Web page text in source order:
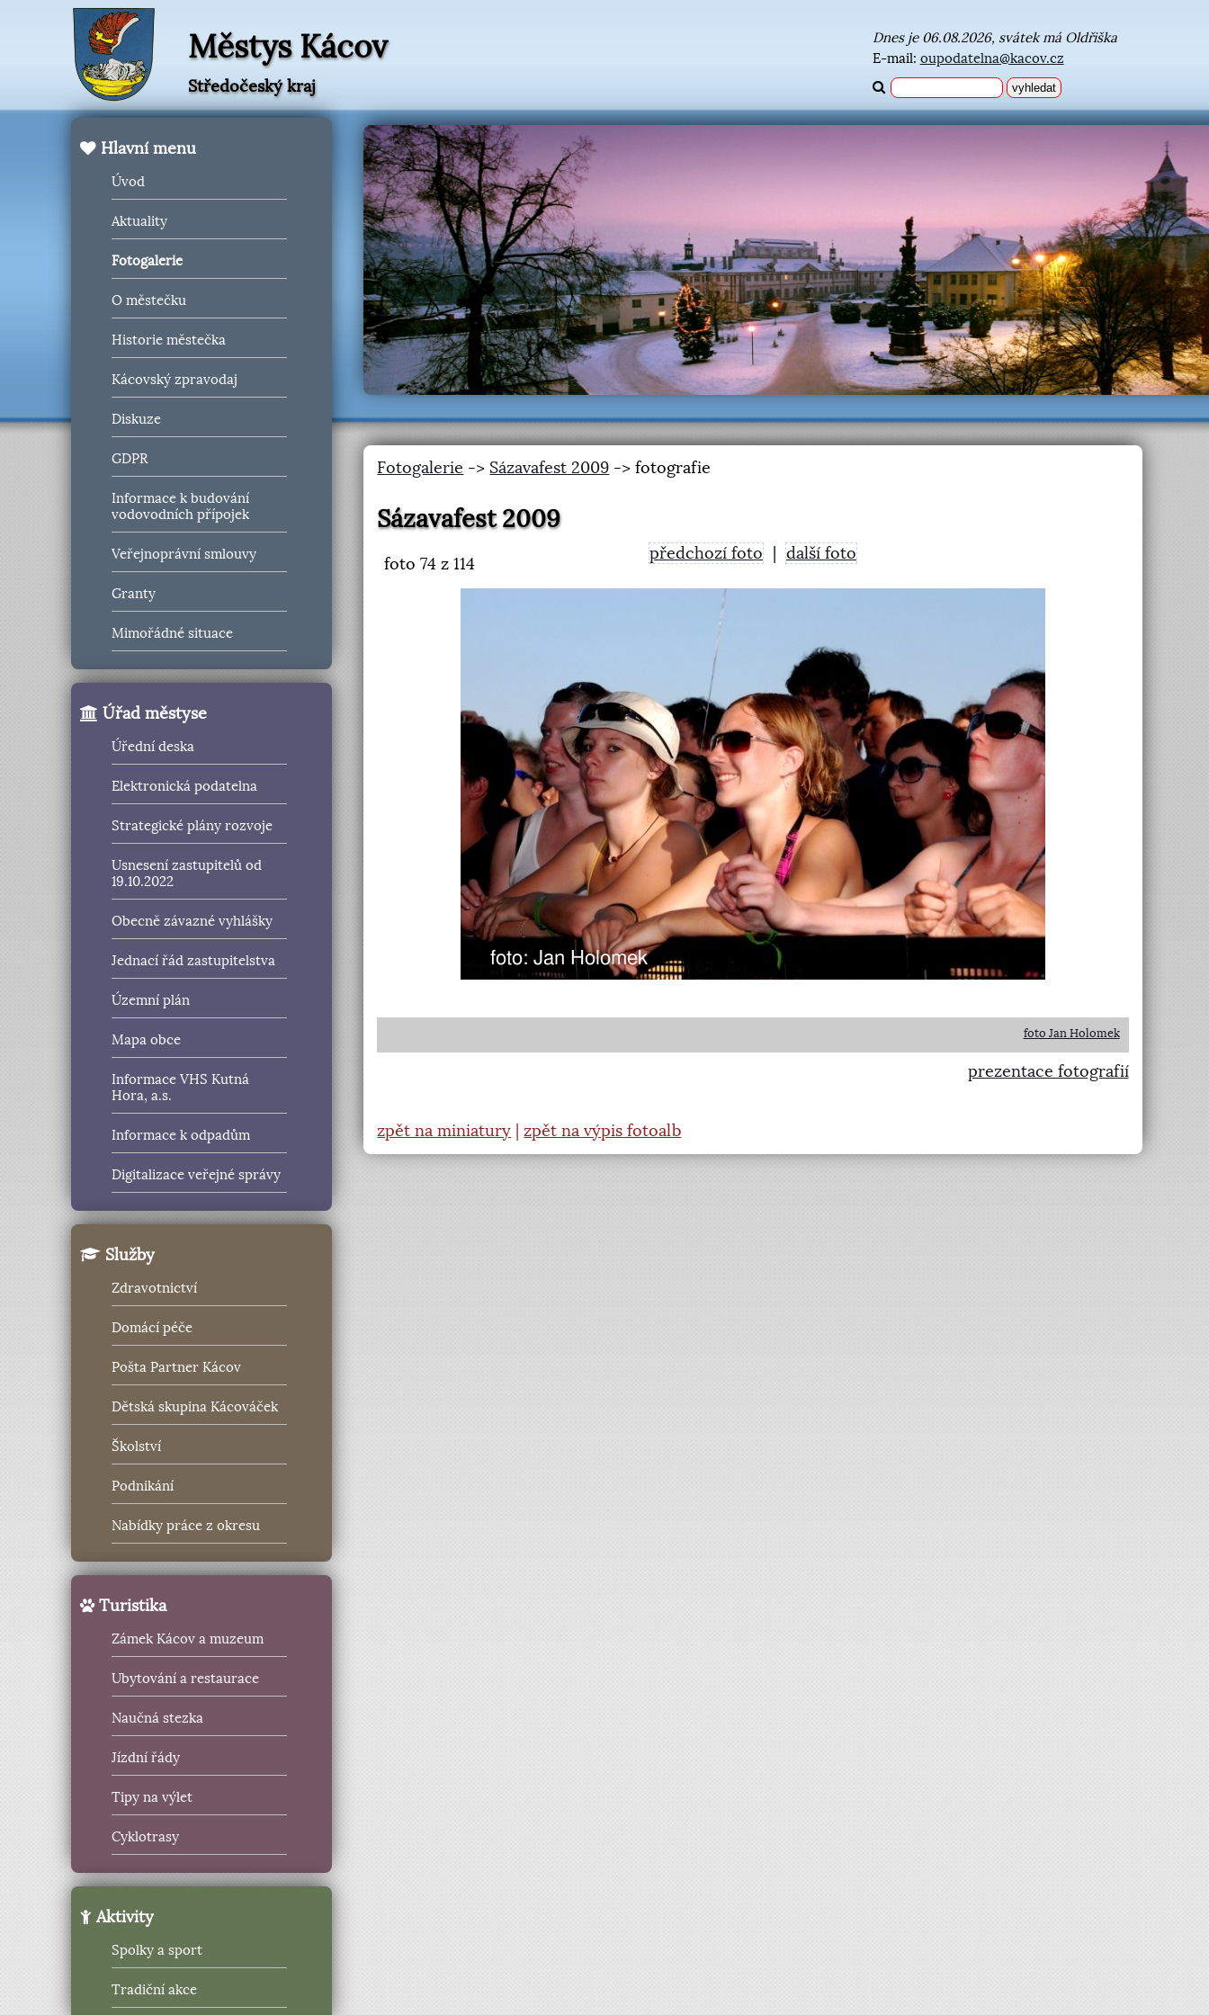
Městys Kácov
Středočeský kraj
Dnes je 06.08.2026, svátek má Oldřiška
E-mail: oupodatelna@kacov.cz
Hlavní menu
Úvod
Aktuality
Fotogalerie
O městečku
Historie městečka
Kácovský zpravodaj
Diskuze
GDPR
Informace k budování
vodovodních přípojek
Veřejnoprávní smlouvy
Granty
Mimořádné situace
Úřad městyse
Úřední deska
Elektronická podatelna
Strategické plány rozvoje
Usnesení zastupitelů od
19.10.2022
Obecně závazné vyhlášky
Jednací řád zastupitelstva
Územní plán
Mapa obce
Informace VHS Kutná
Hora, a.s.
Informace k odpadům
Digitalizace veřejné správy
Služby
Zdravotnictví
Domácí péče
Pošta Partner Kácov
Dětská skupina Kácováček
Školství
Podnikání
Nabídky práce z okresu
Turistika
Zámek Kácov a muzeum
Ubytování a restaurace
Naučná stezka
Jízdní řády
Tipy na výlet
Cyklotrasy
Aktivity
Spolky a sport
Tradiční akce
Fotogalerie -> Sázavafest 2009 -> fotografie
Sázavafest 2009
foto74 z 114
předchozí foto další foto
>
foto Jan Holomek
prezentace fotografií
zpět na miniatury |zpět na výpis fotoalb